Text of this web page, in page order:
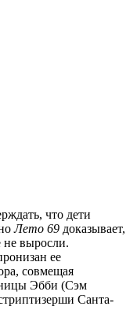
что дети
Лето 69 доказывает,
не выросли.
ее
совмещая
Эбби (Сэм
Санта-